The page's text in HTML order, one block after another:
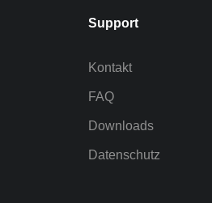
Support
Kontakt
FAQ
Downloads
Datenschutz